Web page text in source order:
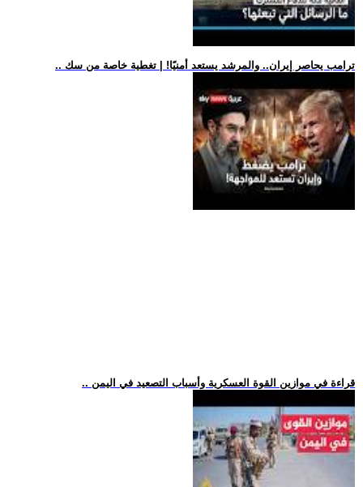
.. ترامب يحاصر إيران.. والمرشد يستعد أمنيًا! | تغطية خاصة من سك
.. قراءة في موازين القوة العسكرية وأسباب التصعيد في اليمن